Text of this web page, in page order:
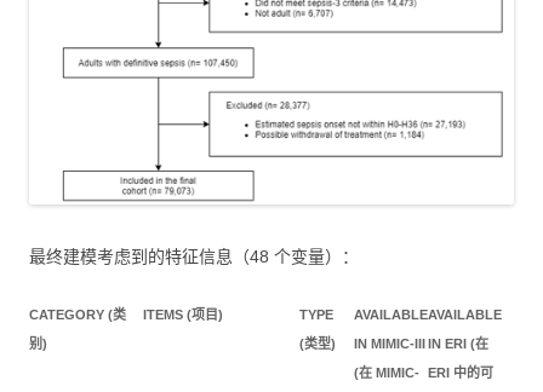
最终建模考虑到的特征信息（48 个变量）：
CATEGORY (类
别)
ITEMS (项目)
TYPE
(类型)
AVAILABLE
IN MIMIC-III
(在 MIMIC-
AVAILABLE
IN ERI (在
ERI 中的可